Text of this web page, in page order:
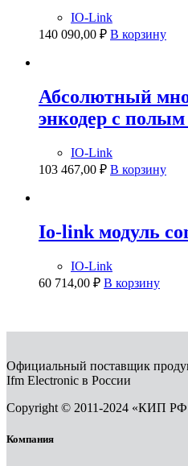
IO-Link
140 090,00 ₽ В корзину
Абсолютный
энкодер с
IO-Link
103 467,00 ₽ В корзину
Io-link модуль
IO-Link
60 714,00 ₽ В корзину
Официальный поставщик
Ifm Electronic в России
Copyright © 2011-2024 «КИП
Компания